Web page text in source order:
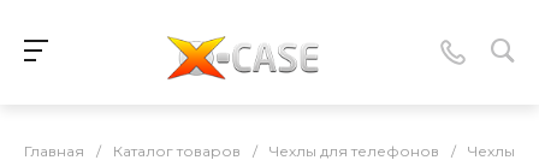
Главная / Каталог товаров / Чехлы для телефонов / Чехлы-